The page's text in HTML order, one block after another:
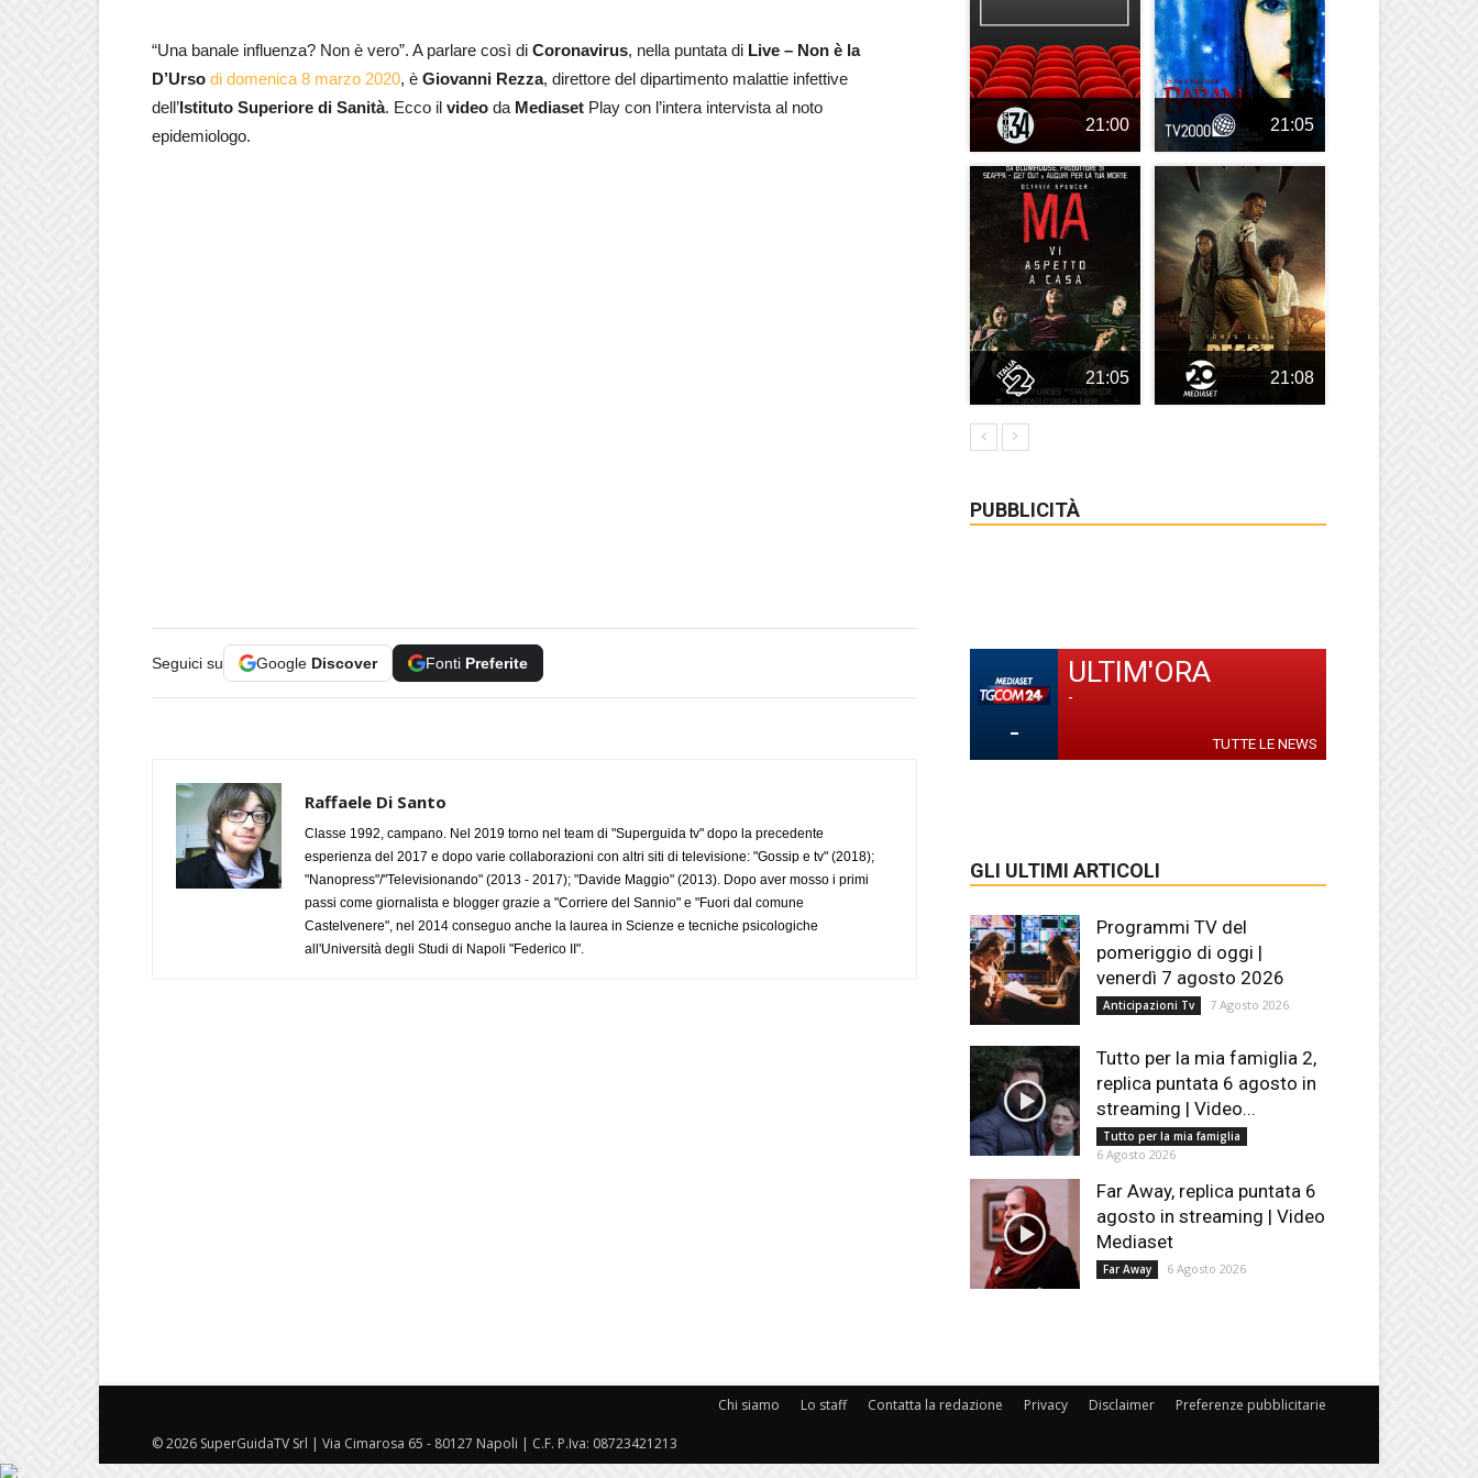
“Una banale influenza? Non è vero”. A parlare così di Coronavirus, nella puntata di Live – Non è la
D’Urso di domenica 8 marzo 2020, è Giovanni Rezza, direttore del dipartimento malattie infettive
dell’Istituto Superiore di Sanità. Ecco il video da Mediaset Play con l’intera intervista al noto
epidemiologo.
Seguici su Google Discover Fonti Preferite
Raffaele Di Santo
Classe 1992, campano. Nel 2019 torno nel team di "Superguida tv" dopo la precedente
esperienza del 2017 e dopo varie collaborazioni con altri siti di televisione: "Gossip e tv" (2018);
"Nanopress"/"Televisionando" (2013 - 2017); "Davide Maggio" (2013). Dopo aver mosso i primi
passi come giornalista e blogger grazie a "Corriere del Sannio" e "Fuori dal comune
Castelvenere", nel 2014 conseguo anche la laurea in Scienze e tecniche psicologiche
all'Università degli Studi di Napoli "Federico II".
21:00 21:05
21:05 21:08
PUBBLICITÀ
-
ULTIM'ORA
-
TUTTE LE NEWS
GLI ULTIMI ARTICOLI
Programmi TV del
pomeriggio di oggi |
venerdì 7 agosto 2026
Anticipazioni Tv 7 Agosto 2026
Tutto per la mia famiglia 2,
replica puntata 6 agosto in
streaming | Video...
Tutto per la mia famiglia
6 Agosto 2026
Far Away, replica puntata 6
agosto in streaming | Video
Mediaset
Far Away 6 Agosto 2026
Chi siamo Lo staff Contatta la redazione Privacy Disclaimer Preferenze pubblicitarie
© 2026 SuperGuidaTV Srl | Via Cimarosa 65 - 80127 Napoli | C.F. P.Iva: 08723421213